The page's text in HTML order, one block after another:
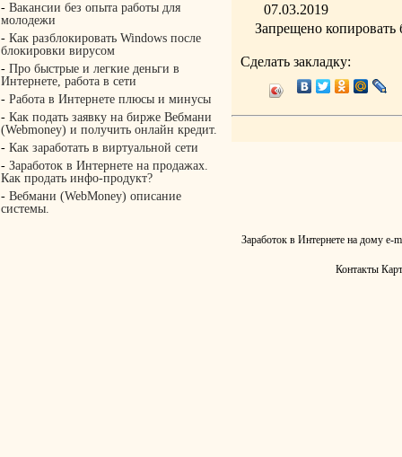
- Вакансии без опыта работы для
молодежи
- Как разблокировать Windows после
блокировки вирусом
- Про быстрые и легкие деньги в
Интернете, работа в сети
- Работа в Интернете плюсы и минусы
- Как подать заявку на бирже Вебмани
(Webmoney) и получить онлайн кредит.
- Как заработать в виртуальной сети
- Заработок в Интернете на продажах.
Как продать инфо-продукт?
- Вебмани (WebMoney) описание
системы.
07.03.2019
Запрещено копировать
Сделать закладку:
Заработок в Интернете на дому e-
Контакты